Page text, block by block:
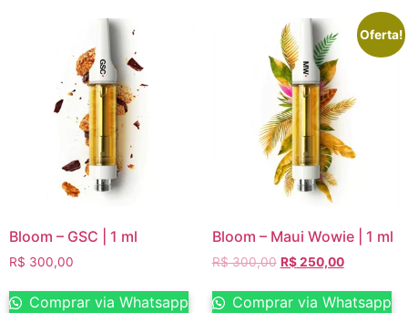
Bloom – GSC | 1 ml
R$ 300,00
Comprar via Whatsapp
Oferta!
Bloom – Maui Wowie | 1 ml
R$300,00 R$250,00
Comprar via Whatsapp